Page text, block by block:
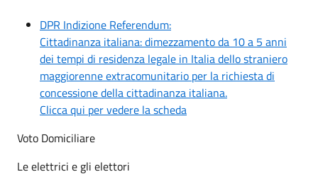
DPR Indizione Referendum:
Cittadinanza italiana: dimezzamento da 10 a 5 anni
dei tempi di residenza legale in Italia dello straniero
maggiorenne extracomunitario per la richiesta di
concessione della cittadinanza italiana.
Clicca qui per vedere la scheda
Voto Domiciliare
Le elettrici e gli elettori